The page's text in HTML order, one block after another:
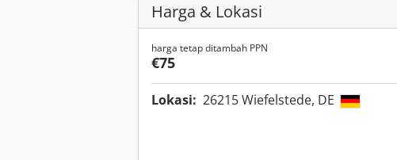
Harga & Lokasi
harga tetap ditambah PPN
€75
Lokasi: 26215 Wiefelstede, DE